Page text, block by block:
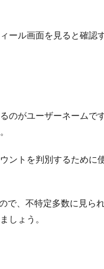
ル画面を見ると確認
のがユーザーネームで
ントを判別するために
で、不特定多数に見ら
しょう。